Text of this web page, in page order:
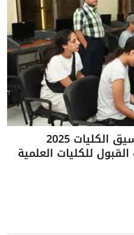
كل ما تريد معرفته عن تنسيق الكليات 2025
للكليات العلمية